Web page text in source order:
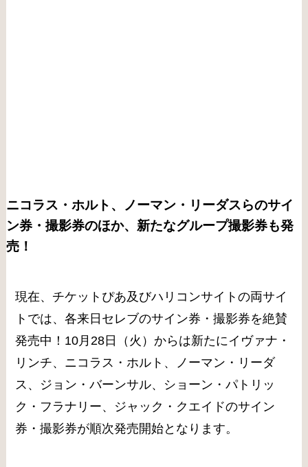
ニコラス・ホルト、ノーマン・リーダスらのサイ
ン券・撮影券のほか、新たなグループ撮影券も発
売！
現在、チケットぴあ及びハリコンサイトの両サイ
トでは、各来日セレブのサイン券・撮影券を絶賛
発売中！10月28日（火）からは新たにイヴァナ・
リンチ、ニコラス・ホルト、ノーマン・リーダ
ス、ジョン・バーンサル、ショーン・パトリッ
ク・フラナリー、ジャック・クエイドのサイン
券・撮影券が順次発売開始となります。